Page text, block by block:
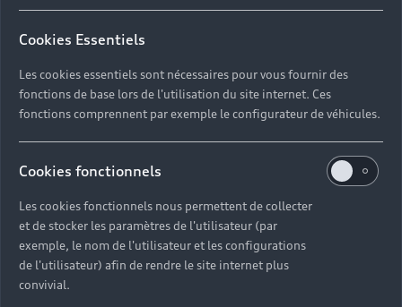
au vendredi de 8h30 à 12h15 et de 13h45 à 19h00
ainsi que le samedi de 9h00 à 12h00 et de 14h00 à
18h30.
Nos conseillers experts sont à votre écoute et
peuvent vous offrir leurs services du lundi au samedi
à l'adresse suivante : rue de la Grassinais, 35400
Saint-Malo.
Cookies Essentiels
Les cookies essentiels sont nécessaires pour vous fournir des
fonctions de base lors de l'utilisation du site internet. Ces
fonctions comprennent par exemple le configurateur de véhicules.
Cookies fonctionnels
Les cookies fonctionnels nous permettent de collecter
et de stocker les paramètres de l'utilisateur (par
exemple, le nom de l'utilisateur et les configurations
de l'utilisateur) afin de rendre le site internet plus
convivial.